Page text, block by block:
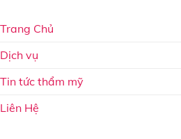
Trang Chủ
Dịch vụ
Tin tức thẩm mỹ
Liên Hệ